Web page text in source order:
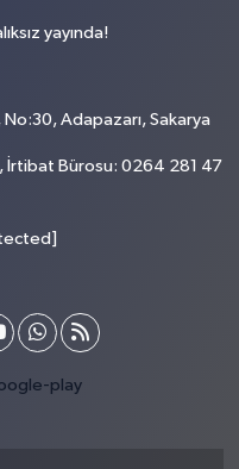
yayında!
Adapazarı, Sakarya
İrtibat Bürosu: 0264 281 47